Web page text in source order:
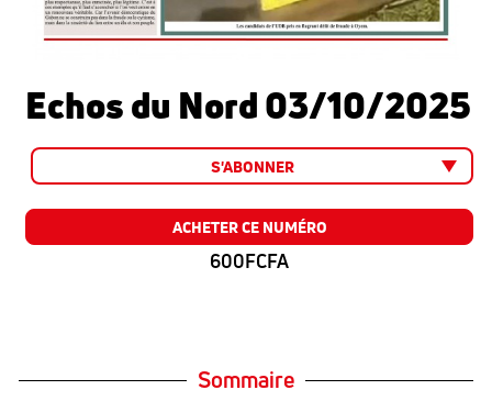
Echos du Nord 03/10/2025
S'ABONNER
ACHETER CE NUMÉRO
600FCFA
Sommaire